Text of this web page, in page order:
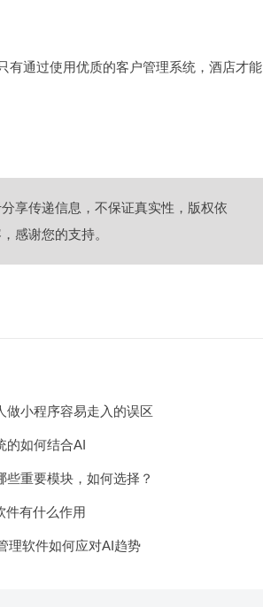
有通过使用优质的客户管理系统，酒店才能
享传递信息，不保证真实性，版权依
感谢您的支持。
做小程序容易走入的误区
的如何结合AI
些重要模块，如何选择？
件有什么作用
理软件如何应对AI趋势